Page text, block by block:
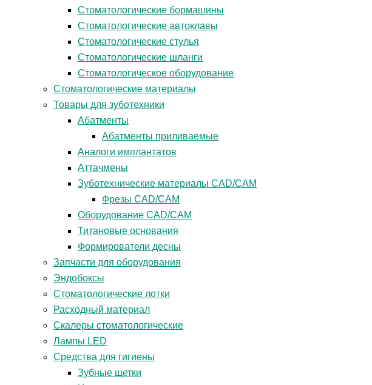
Стоматологические бормашины
Стоматологические автоклавы
Стоматологические стулья
Стоматологические шланги
Стоматологическое оборудование
Стоматологические материалы
Товары для зуботехники
Абатменты
Абатменты приливаемые
Аналоги имплантатов
Аттачмены
Зуботехнические материалы CAD/CAM
Фрезы CAD/CAM
Оборудование CAD/CAM
Титановые основания
Формирователи десны
Запчасти для оборудования
Эндобоксы
Стоматологические лотки
Расходный материал
Скалеры стоматологические
Лампы LED
Средства для гигиены
Зубные щетки